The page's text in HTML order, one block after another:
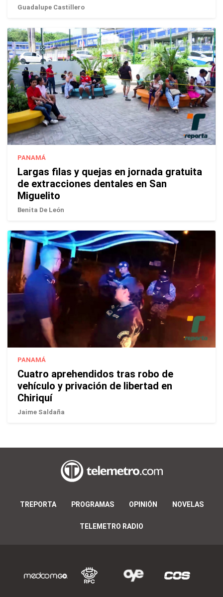
Guadalupe Castillero
PANAMÁ
Largas filas y quejas en jornada gratuita
de extracciones dentales en San
Miguelito
Benita De León
PANAMÁ
Cuatro aprehendidos tras robo de
vehículo y privación de libertad en
Chiriquí
Jaime Saldaña
TREPORTA PROGRAMAS OPINIÓN NOVELAS
TELEMETRO RADIO